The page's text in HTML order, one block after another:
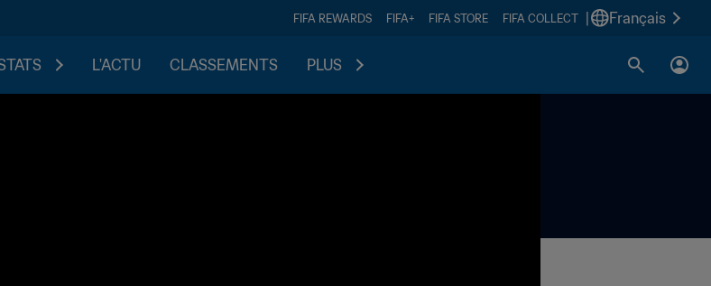
FIFA REWARDS FIFA+ FIFA STORE FIFA COLLECT Français
L'ACTU CLASSEMENTS PLUS